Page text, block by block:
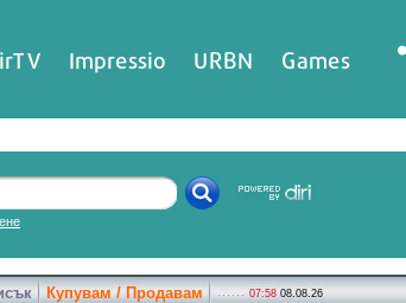
Impressio URBN Games
Купувам / Продавам 07:58 08.08.26